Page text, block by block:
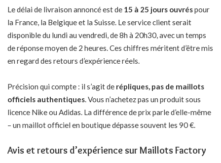
Le délai de livraison annoncé est de 15 à 25 jours ouvréspour
la France, la Belgique et la Suisse. Le service client serait
disponible du lundi au vendredi, de 8h à 20h30, avec un temps
de réponse moyen de 2 heures. Ces chiffres méritent d’être mis
en regard des retours d’expérience réels.
Précision qui compte : il s’agit de répliques, pas de maillots
officiels authentiques. Vous n’achetez pas un produit sous
licence Nike ou Adidas. La différence de prix parle d’elle-même
– un maillot officiel en boutique dépasse souvent les 90 €.
Avis et retours d’expérience sur Maillots Factory